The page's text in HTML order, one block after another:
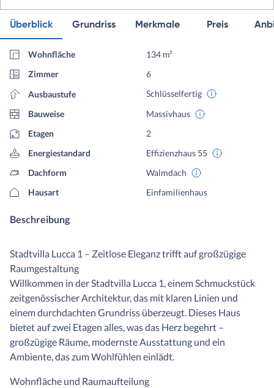
Überblick Grundriss Merkmale Preis
Wohnfläche
134 m²
Zimmer
6
Ausbaustufe
Schlüsselfertig
Bauweise
Massivhaus
Etagen
2
Energiestandard
Effizienzhaus 55
Dachform
Walmdach
Hausart
Einfamilienhaus
Beschreibung
Stadtvilla Lucca 1 – Zeitlose Eleganz trifft auf großzügige
Raumgestaltung
Willkommen in der Stadtvilla Lucca 1, einem Schmuckstück
zeitgenössischer Architektur, das mit klaren Linien und
einem durchdachten Grundriss überzeugt. Dieses Haus
bietet auf zwei Etagen alles, was das Herz begehrt –
großzügige Räume, modernste Ausstattung und ein
Ambiente, das zum Wohlfühlen einlädt.
Wohnfläche und Raumaufteilung